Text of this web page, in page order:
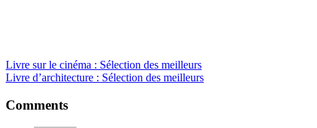
Livre sur le cinéma : Sélection des meilleurs
Livre d’architecture : Sélection des meilleurs
Comments